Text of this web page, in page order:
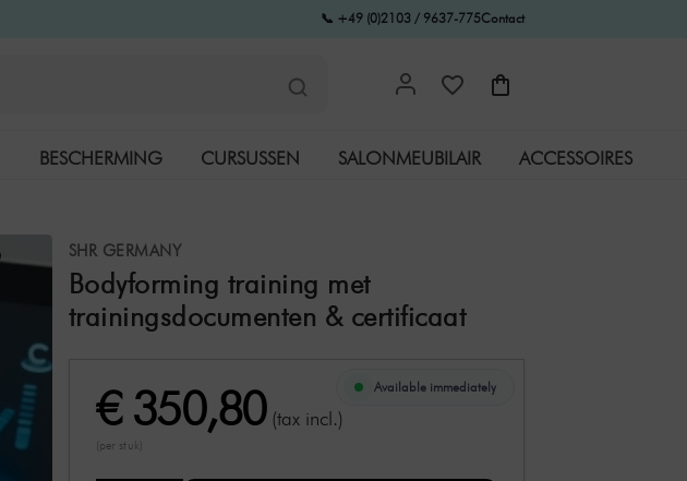
📞 +49 (0)2103 / 9637-775Contact
BESCHERMING CURSUSSEN SALONMEUBILAIR ACCESSOIRES
SHR GERMANY
Bodyforming training met
trainingsdocumenten & certificaat
€ 350,80 (tax incl.)
(per stuk)
Available immediately